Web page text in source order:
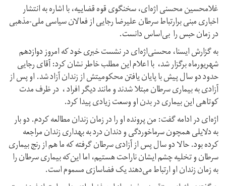
غلامحسین محسنی اژه‌ای، سخنگوی قوه قضاییه، با اشاره به انتشار
اخباری مبنی برارتباط سرطان علیرضا رجایی از فعالان سیاسی ملی-مذهبی
در زمان حبس را بی‌اساس دانست.
به گزارش ایسنا،‌ محسنی‌اژه‌ای در نشست خبری خود که امروز دوازدهم
شهریورماه برگزار شد، با اعلام این مطلب خاطر نشان کرد: آقای رجایی
حدود دو سال پیش با پایان یافتن محکومیتش از زندان آزاد شد. او پس از
آزادی به بیماری سرطان مبتلا شدند و مانند دیگر افراد ، در ظرف مدت
کوتاهی این بیماری در بدن او وسعت زیادی پیدا کرد.
اژه‌ای در ادامه گفت: من پرونده او را در زمان زندان مطالعه کردم. دو بار
به دلایلی همچون سرماخوردگی و دندان درد به بهداری زندان مراجعه
کرده بود. حالا دو سال پس از آزادی سرطان گرفته که ما هم از رنج بیماری
سرطان و تخلیه چشم ایشان ناراحت هستیم، اما این‌که بیماری سرطان را
به زمان زندان او ارتباط می‌دهند یک فضاسازی مسموم است.